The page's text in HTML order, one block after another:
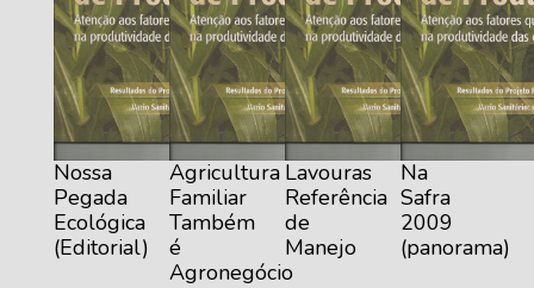
Nossa
Pegada
Ecológica
(Editorial)
Agricultura
Familiar
Também
é
Agronegócio
Lavouras
Referência
de
Manejo
Na
Safra
2009
(panorama)